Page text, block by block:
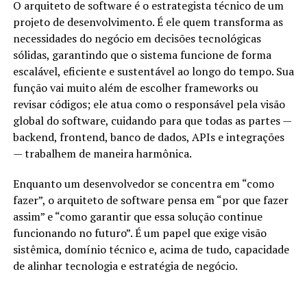
O arquiteto de software é o estrategista técnico de um
projeto de desenvolvimento. É ele quem transforma as
necessidades do negócio em decisões tecnológicas
sólidas, garantindo que o sistema funcione de forma
escalável, eficiente e sustentável ao longo do tempo. Sua
função vai muito além de escolher frameworks ou
revisar códigos; ele atua como o responsável pela visão
global do software, cuidando para que todas as partes —
backend, frontend, banco de dados, APIs e integrações
— trabalhem de maneira harmônica.
Enquanto um desenvolvedor se concentra em “como
fazer”, o arquiteto de software pensa em “por que fazer
assim” e “como garantir que essa solução continue
funcionando no futuro”. É um papel que exige visão
sistêmica, domínio técnico e, acima de tudo, capacidade
de alinhar tecnologia e estratégia de negócio.